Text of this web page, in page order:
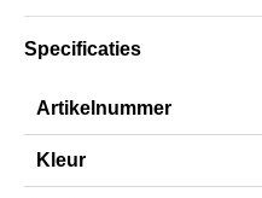
Specificaties
Artikelnummer
Kleur